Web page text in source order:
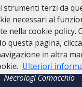
Necrologi Comacchio
strumenti terzi da
necessari al
nella cookie policy.
questa pagina,
in altra
Ulteriori